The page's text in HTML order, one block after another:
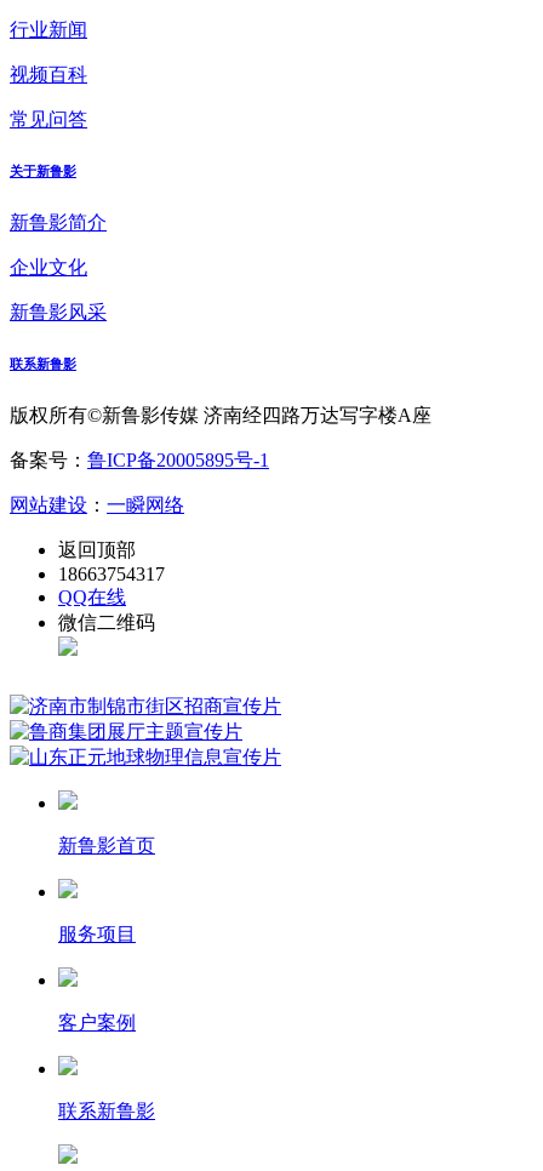
行业新闻
视频百科
常见问答
关于新鲁影
新鲁影简介
企业文化
新鲁影风采
联系新鲁影
版权所有©新鲁影传媒 济南经四路万达写字楼A座
备案号： 鲁ICP备20005895号-1
网站建设 ： 一瞬网络
返回顶部
18663754317
QQ在线
微信二维码
新鲁影首页
服务项目
客户案例
联系新鲁影